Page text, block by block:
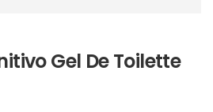
Gel De Toilette